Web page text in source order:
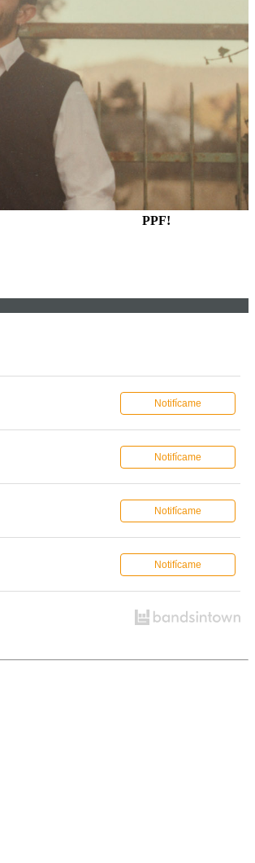
PPF!
Notifícame
Notifícame
Notifícame
Notifícame